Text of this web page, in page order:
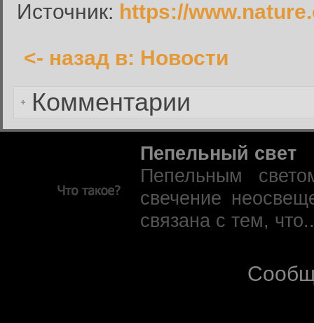
Источник: https://
<- назад в: Новости
Комментарии
Забыли пароль?
Пепельный свет
Пепельным
свечение
связана с тем,